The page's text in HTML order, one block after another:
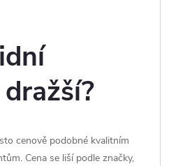
cenově podobné kvalitním
Cena se liší podle značky,